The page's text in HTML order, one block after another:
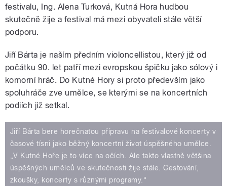
pause
festivalu, Ing. Alena Turková, Kutná Hora hudbou
skutečně žije a festival má mezi obyvateli stále větší
podporu.
Jiří Bárta je naším předním violoncellistou, který již od
počátku 90. let patří mezi evropskou špičku jako sólový i
komorní hráč. Do Kutné Hory si proto především jako
spoluhráče zve umělce, se kterými se na koncertních
podiích již setkal.
Jiří Bárta bere horečnatou přípravu na festivalové koncerty v
časové tísni jako běžný koncertní život úspěšného umělce.
„V Kutné Hoře je to více na očích. Ale takto vlastně většina
úspěšných umělců ve skutečnosti žije stále. Cestování,
zkoušky, koncerty s různými programy.“